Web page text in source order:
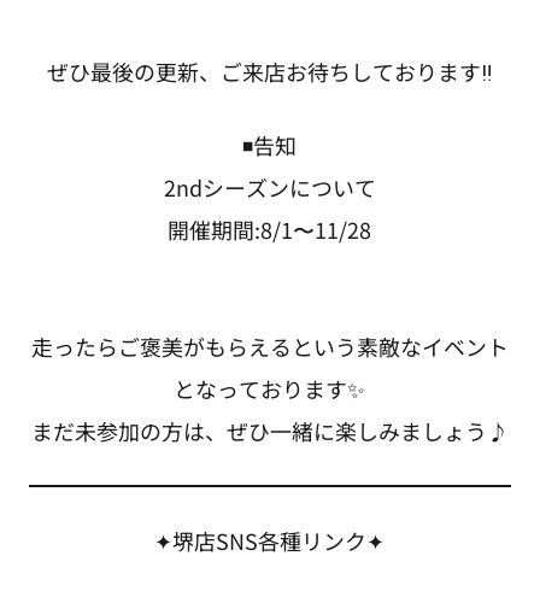
ぜひ最後の更新、ご来店お待ちしております‼️
◾️告知
2ndシーズンについて
開催期間:8/1〜11/28
走ったらご褒美がもらえるという素敵なイベント
となっております✨
まだ未参加の方は、ぜひ一緒に楽しみましょう♪
✦堺店SNS各種リンク✦